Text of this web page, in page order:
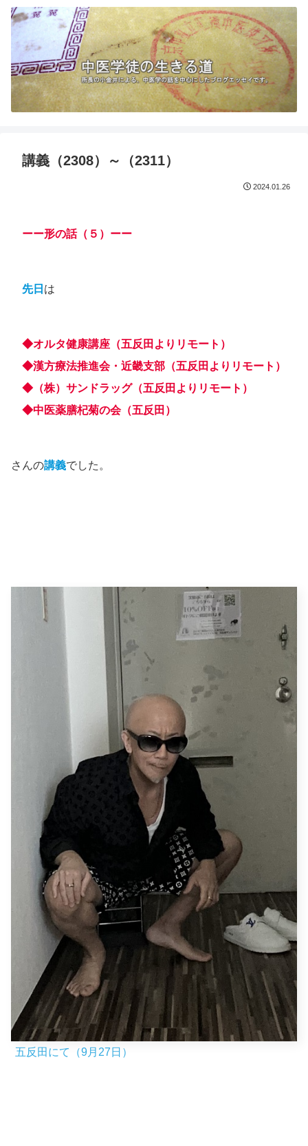
講義（2308）～（2311）
2024.01.26
ーー形の話（５）ーー
先日 は
◆オルタ健康講座（五反田よりリモート）
◆漢方療法推進会・近畿支部（五反田よりリモート）
◆（株）サンドラッグ（五反田よりリモート）
◆中医薬膳杞菊の会（五反田）
さんの講義でした。
五反田にて（9月27日）